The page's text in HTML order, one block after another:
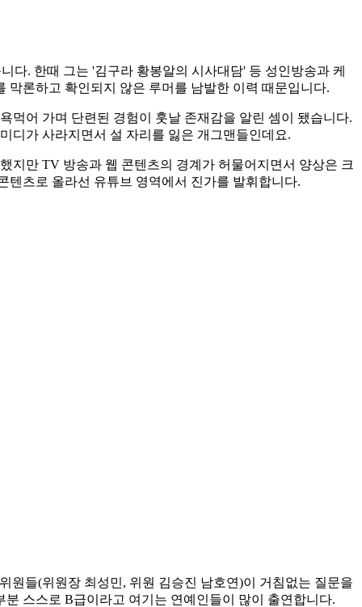
다. 한때 그는 '김구라 황봉알의 시사대담' 등 성인방송과 케
론하고 확인되지 않은 루머를 남발한 이력 때문입니다.
먹어 가며 단련된 경험이 훗날 존재감을 알린 셈이 됐습니다.
디가 사라지면서 설 자리를 잃은 개그맨들인데요.
지만 TV 방송과 웹 콘텐츠의 경계가 허물어지면서 양상은 크
텐츠로 올라선 유튜브 영역에서 진가를 발휘합니다.
원들(위원장 최성민, 위원 김승진 남호연)이 거침없는 질문을
스스로 B급이라고 여기는 연예인들이 많이 출연합니다.